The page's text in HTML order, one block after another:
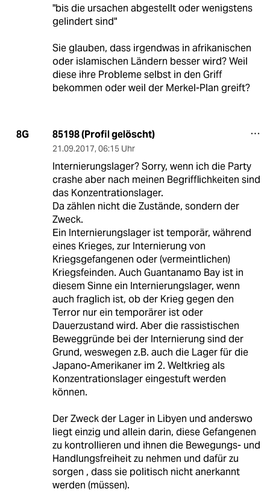
"bis die ursachen abgestellt oder wenigstens
gelindert sind"
Sie glauben, dass irgendwas in afrikanischen
oder islamischen Ländern besser wird? Weil
diese ihre Probleme selbst in den Griff
bekommen oder weil der Merkel-Plan greift?
8G 85198 (Profil gelöscht)
21.09.2017, 06:15 Uhr
Internierungslager? Sorry, wenn ich die Party
crashe aber nach meinen Begrifflichkeiten sind
das Konzentrationslager.
Da zählen nicht die Zustände, sondern der
Zweck.
Ein Internierungslager ist temporär, während
eines Krieges, zur Internierung von
Kriegsgefangenen oder (vermeintlichen)
Kriegsfeinden. Auch Guantanamo Bay ist in
diesem Sinne ein Internierungslager, wenn
auch fraglich ist, ob der Krieg gegen den
Terror nur ein temporärer ist oder
Dauerzustand wird. Aber die rassistischen
Beweggründe bei der Internierung sind der
Grund, weswegen z.B. auch die Lager für die
Japano-Amerikaner im 2. Weltkrieg als
Konzentrationslager eingestuft werden
können.
Der Zweck der Lager in Libyen und anderswo
liegt einzig und allein darin, diese Gefangenen
zu kontrollieren und ihnen die Bewegungs- und
Handlungsfreiheit zu nehmen und dafür zu
sorgen , dass sie politisch nicht anerkannt
werden (müssen).